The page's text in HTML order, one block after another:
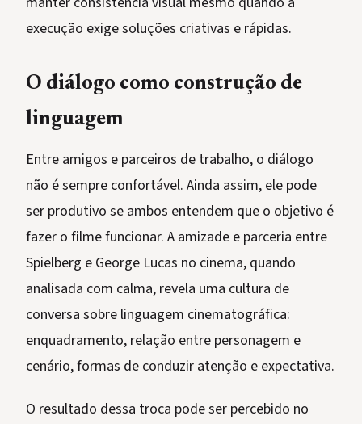
execução exige soluções criativas e rápidas.
O diálogo como construção de
linguagem
Entre amigos e parceiros de trabalho, o diálogo
não é sempre confortável. Ainda assim, ele pode
ser produtivo se ambos entendem que o objetivo é
fazer o filme funcionar. A amizade e parceria entre
Spielberg e George Lucas no cinema, quando
analisada com calma, revela uma cultura de
conversa sobre linguagem cinematográfica:
enquadramento, relação entre personagem e
cenário, formas de conduzir atenção e expectativa.
O resultado dessa troca pode ser percebido no